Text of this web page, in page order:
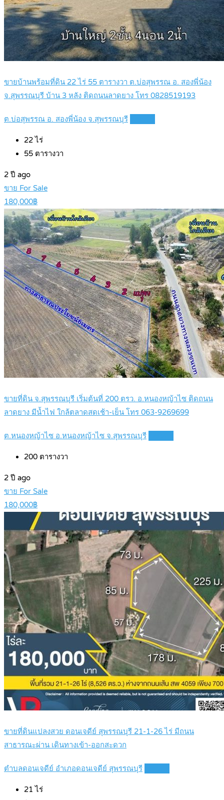
ขายบ้านพร้อมที่ดิน 22 ไร่ 55 ตารางวา ต.บ่อสุพรรณ อ. สองพี่น้อง
จ.สุพรรณบุรี บ้าน 3 หลัง ติดถนนลาดยาง โทร 0828519193
ต.บ่อสุพรรณ อ. สองพี่น้อง จ.สุพรรณบุรี
22 ไร่
55 ตารางวา
2 ปี ago
ขาย For Sale
180,000฿
ขายที่ดิน จ.สุพรรณบุรี เริ่มต้นที่ 200 ตรว. อ.หนองหญ้าไซ ติดถนน
ลาดยาง มีน้ำไฟ ใกล้ตลาดสดเช้า-เย็น โทร 063-9269699
ต.หนองหญ้าไซ อ.หนองหญ้าไซ จ.สุพรรณบุรี
200 ตารางวา
2 ปี ago
ขาย For Sale
180,000฿
ขายที่ดินแปลงสวย ดอนเจดีย์ สุพรรณบุรี 21-1-26 ไร่ มีถนน
สาธารณะผ่าน เดินทางเข้า-ออกสะดวก
ตำบลดอนเจดีย์ อำเภอดอนเจดีย์ สุพรรณบุรี
21 ไร่